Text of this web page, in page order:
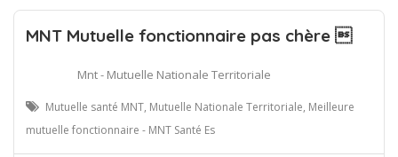
MNT Mutuelle fonctionnaire pas chère 
Mnt - Mutuelle Nationale Territoriale
Mutuelle santé MNT, Mutuelle Nationale Territoriale, Meilleure
mutuelle fonctionnaire - MNT Santé Es